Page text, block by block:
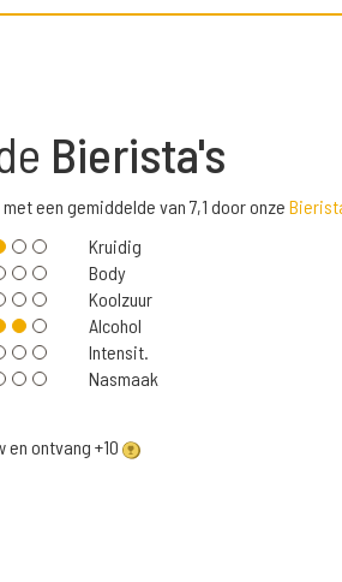
Bierista's
een gemiddelde van 7,1 door onze
Kruidig
Body
Koolzuur
Alcohol
Intensit.
Nasmaak
ontvang +10